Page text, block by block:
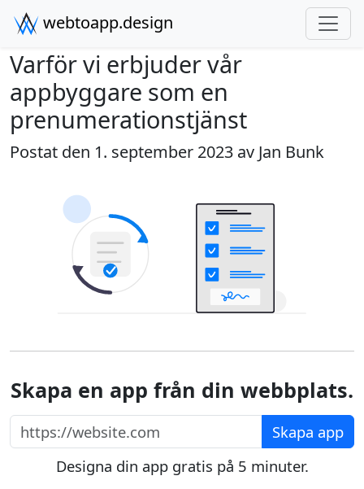
webtoapp.design
Varför vi erbjuder vår
appbyggare som en
prenumerationstjänst
Postat den 1. september 2023 av Jan Bunk
Skapa en app från din webbplats.
https://website.com
Skapa app
Designa din app gratis på 5 minuter.